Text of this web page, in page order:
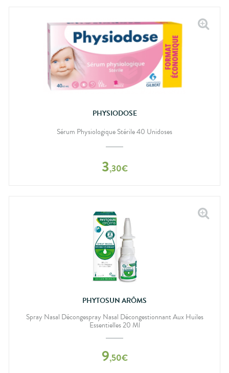
PHYSIODOSE
Sérum Physiologique Stérile 40 Unidoses
3,30€
PHYTOSUN ARÔMS
Spray Nasal Décongespray Nasal Décongestionnant Aux Huiles
Essentielles 20 Ml
9,50€